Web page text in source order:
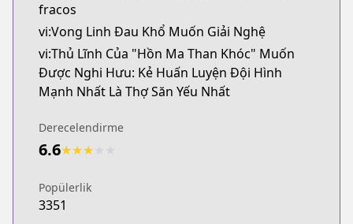
fracos
vi:Vong Linh Đau Khổ Muốn Giải Nghệ
vi:Thủ Lĩnh Của "Hồn Ma Than Khóc" Muốn
Được Nghi Hưu: Kẻ Huấn Luyện Đội Hình
Mạnh Nhất Là Thợ Săn Yếu Nhất
Derecelendirme
6.6★★★
Popülerlik
3351